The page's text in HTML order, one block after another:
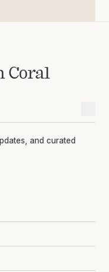
Coral
and curated